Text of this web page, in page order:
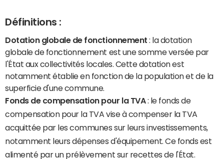
Définitions :
Dotation globale de fonctionnement : la dotation
globale de fonctionnement est une somme versée par
l'État aux collectivités locales. Cette dotation est
notamment établie en fonction de la population et de la
superficie d'une commune.
Fonds de compensation pour la TVA: le fonds de
compensation pour la TVA vise à compenser la TVA
acquittée par les communes sur leurs investissements,
notamment leurs dépenses d'équipement. Ce fonds est
alimenté par un prélèvement sur recettes de l'État.